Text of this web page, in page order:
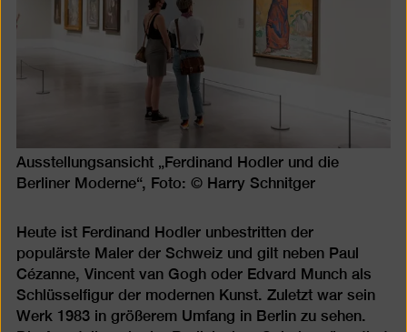
Ausstellungsansicht „Ferdinand Hodler und die
Berliner Moderne“, Foto: © Harry Schnitger
Heute ist Ferdinand Hodler unbestritten der
populärste Maler der Schweiz und gilt neben Paul
Cézanne, Vincent van Gogh oder Edvard Munch als
Schlüsselfigur der modernen Kunst. Zuletzt war sein
Werk 1983 in größerem Umfang in Berlin zu sehen.